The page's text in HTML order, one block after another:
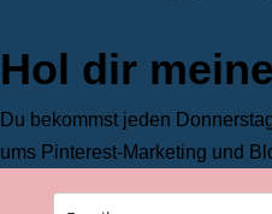
Hol dir
Du bekommst jeden
ums Pinterest-Marketing und